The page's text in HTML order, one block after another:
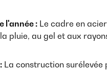
l'année : Le cadre en
pluie, au gel et aux
La construction surélevée